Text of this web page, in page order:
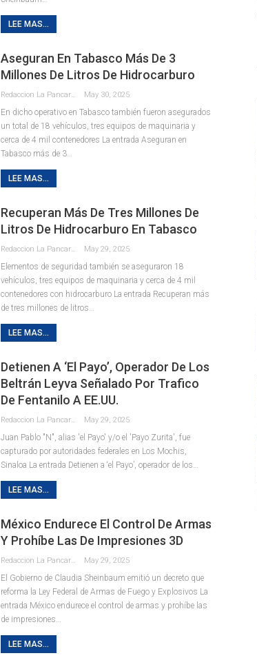
LEE MAS...
Aseguran En Tabasco Más De 3
Millones De Litros De Hidrocarburo
May 30, 2025
En dicho operativo en Tabasco también fueron asegurados
un total de 18 vehículos, tres equipos de maquinaria y
cerca de 4 mil contenedores La entrada Aseguran en
Tabasco más de 3…
LEE MAS...
Recuperan Más De Tres Millones De
Litros De Hidrocarburo En Tabasco
May 29, 2025
Elementos de seguridad también se aseguraron 18
vehículos, tres equipos de maquinaria y cerca de 4 mil
contenedores con hidrocarburo La entrada Recuperan más
de tres millones de litros…
LEE MAS...
Detienen A ‘el Payo’, Operador De Los
Beltrán Leyva Señalado Por Trafico
De Fentanilo A EE.UU.
May 29, 2025
Juan Pablo "N", alias 'el Payo' y/o el 'Payo Zurita', fue
capturado por autoridades federales en Los Mochis,
Sinaloa La entrada Detienen a ‘el Payo’, operador de los…
LEE MAS...
México Endurece El Control De Armas
Y Prohíbe Las De Impresiones 3D
May 29, 2025
El Gobierno de Claudia Sheinbaum emitió un decreto que
reforma la Ley Federal de Armas de Fuego y Explosivos La
entrada México endurece el control de armas y prohíbe las
de impresiones…
LEE MAS...